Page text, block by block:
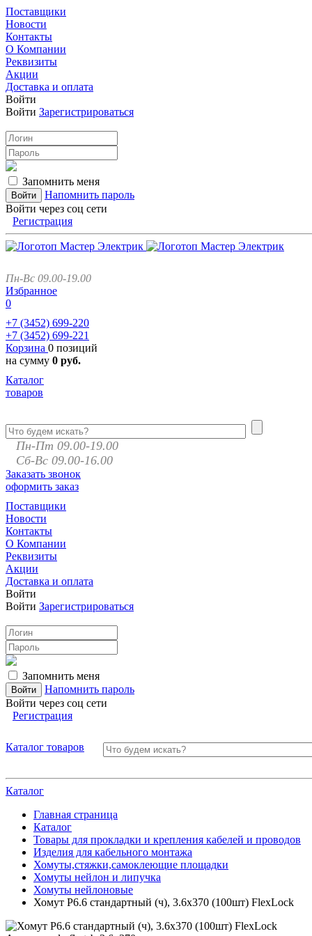
Поставщики
Новости
Контакты
О Компании
Реквизиты
Акции
Доставка и оплата
Войти
Войти Зарегистрироваться
Запомнить меня
Напомнить пароль
Войти через соц сети
Регистрация
Пн-Вс 09.00-19.00
Избранное
0
+7 (3452) 699-220
+7 (3452) 699-221
Корзина 0 позиций
на сумму 0 руб.
Каталог
товаров
Пн-Пт 09.00-19.00
Сб-Вс 09.00-16.00
Заказать звонок
оформить заказ
Поставщики
Новости
Контакты
О Компании
Реквизиты
Акции
Доставка и оплата
Войти
Войти Зарегистрироваться
Запомнить меня
Напомнить пароль
Войти через соц сети
Регистрация
Каталог товаров
Каталог
Главная страница
Каталог
Товары для прокладки и крепления кабелей и проводов
Изделия для кабельного монтажа
Хомуты,стяжки,самоклеющие площадки
Хомуты нейлон и липучка
Хомуты нейлоновые
Хомут P6.6 стандартный (ч), 3.6x370 (100шт) FlexLock